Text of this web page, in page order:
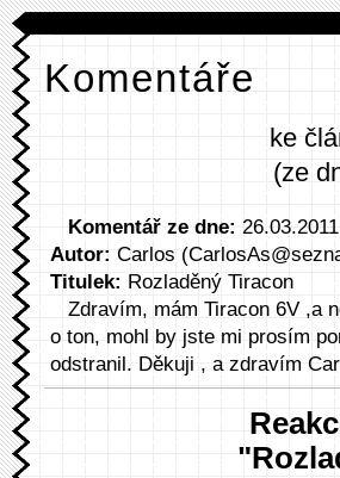
Komentáře
ke
(ze
Komentář ze dne:
Autor: Carlos
Titulek: Rozladěný Tiracon
Zdravím, mám Tiracon 6V ,a
o ton, mohl by jste mi prosím
odstranil. Děkuji , a zdravím